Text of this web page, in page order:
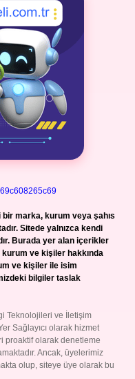
marka, kurum veya şahıs
Sitede yalnızca kendi
Burada yer alan içerikler
ve kişiler hakkında
ve kişiler ile isim
bilgiler taslak
Teknolojileri ve İletişim
Sağlayıcı olarak hizmet
proaktif olarak denetleme
Ancak, üyelerimiz
olup, siteye üye olarak bu